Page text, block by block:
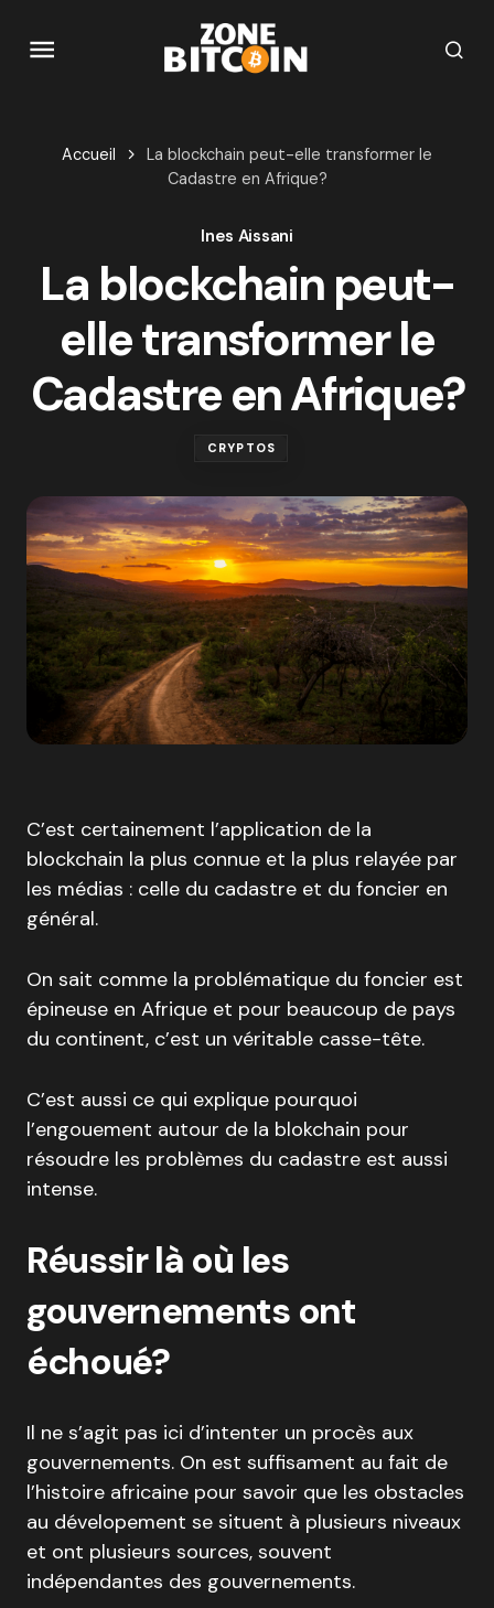
Accueil
La blockchain peut-elle transformer le
Cadastre en Afrique?
Ines Aissani
La blockchain peut-
elle transformer le
Cadastre en Afrique?
CRYPTOS
C’est certainement l’application de la
blockchain la plus connue et la plus relayée par
les médias : celle du cadastre et du foncier en
général.
On sait comme la problématique du foncier est
épineuse en Afrique et pour beaucoup de pays
du continent, c’est un véritable casse-tête.
C’est aussi ce qui explique pourquoi
l’engouement autour de la blokchain pour
résoudre les problèmes du cadastre est aussi
intense.
Réussir là où les
gouvernements ont
échoué?
Il ne s’agit pas ici d’intenter un procès aux
gouvernements. On est suffisament au fait de
l’histoire africaine pour savoir que les obstacles
au dévelopement se situent à plusieurs niveaux
et ont plusieurs sources, souvent
indépendantes des gouvernements.